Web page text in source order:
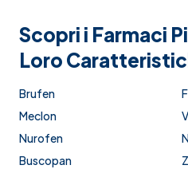
Scopri i Farmaci
Loro
Brufen
Meclon
Nurofen
Buscopan